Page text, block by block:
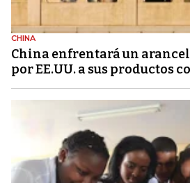
CHINA
China enfrentará un arancel
por EE.UU. a sus productos